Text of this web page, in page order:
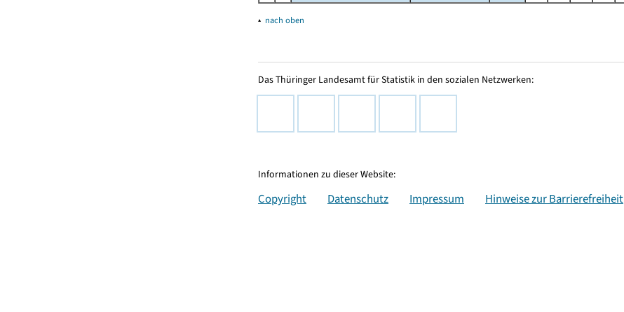
▴ nach oben
Das Thüringer Landesamt für Statistik in den sozialen Netzwerken:
Informationen zu dieser Website:
Copyright Datenschutz Impressum Hinweise zur Barrierefreiheit